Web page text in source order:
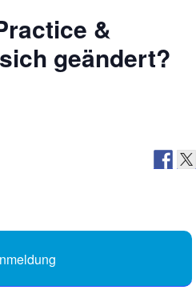
&
geändert?